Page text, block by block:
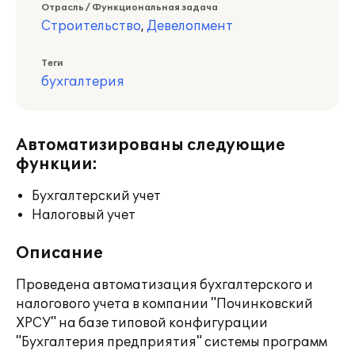
Отрасль / Функциональная задача
Строительство, Девелопмент
Теги
бухгалтерия
Автоматизированы следующие
функции:
Бухгалтерский учет
Налоговый учет
Описание
Проведена автоматизация бухгалтерского и
налогового учета в компании "Починковский
ХРСУ" на базе типовой конфигурации
"Бухгалтерия предприятия" системы программ